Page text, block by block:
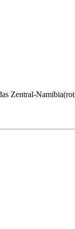
und Dezember
die Direktflüge der
Zentral-